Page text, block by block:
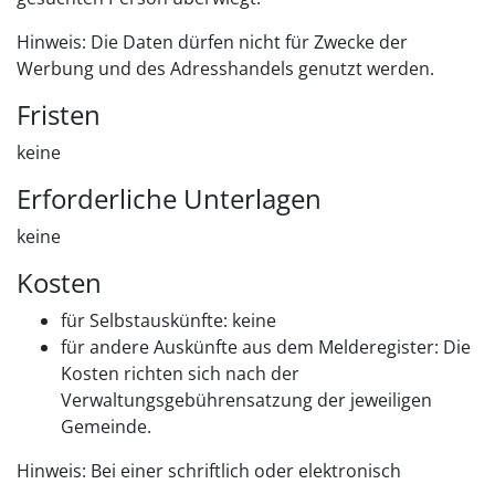
Hinweis: Die Daten dürfen nicht für Zwecke der
Werbung und des Adresshandels genutzt werden.
Fristen
keine
Erforderliche Unterlagen
keine
Kosten
für Selbstauskünfte: keine
für andere Auskünfte aus dem Melderegister: Die
Kosten richten sich nach der
Verwaltungsgebührensatzung der jeweiligen
Gemeinde.
Hinweis: Bei einer schriftlich oder elektronisch